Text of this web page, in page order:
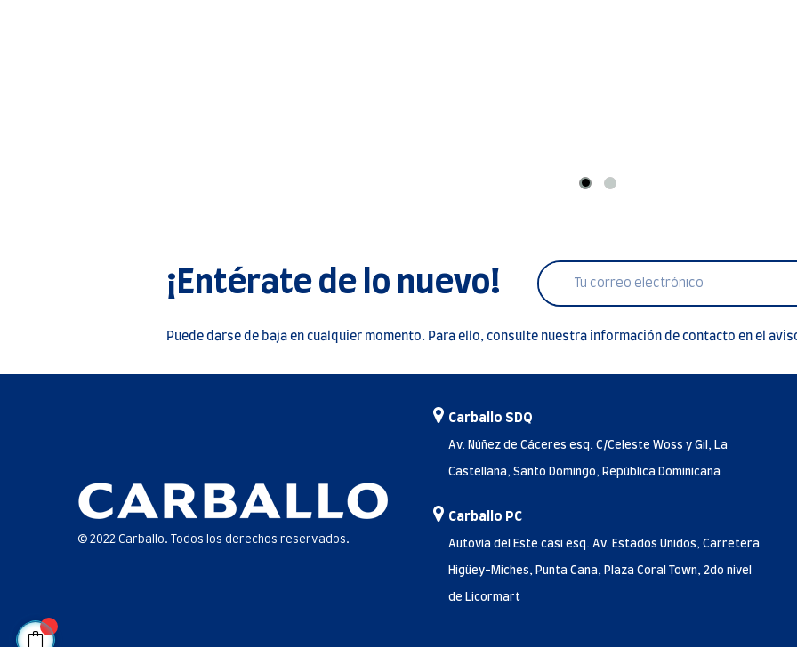
¡Entérate de lo nuevo!
Puede darse de baja en cualquier momento. Para ello, consulte nuestra información de contacto en el
© 2022 Carballo. Todos los derechos reservados.
Carballo SDQ
Av. Núñez de Cáceres esq. C/Celeste Woss y Gil, La
Castellana, Santo Domingo, República Dominicana
Carballo PC
Autovía del Este casi esq. Av. Estados Unidos, Carretera
Higüey-Miches, Punta Cana, Plaza Coral Town, 2do nivel
de Licormart